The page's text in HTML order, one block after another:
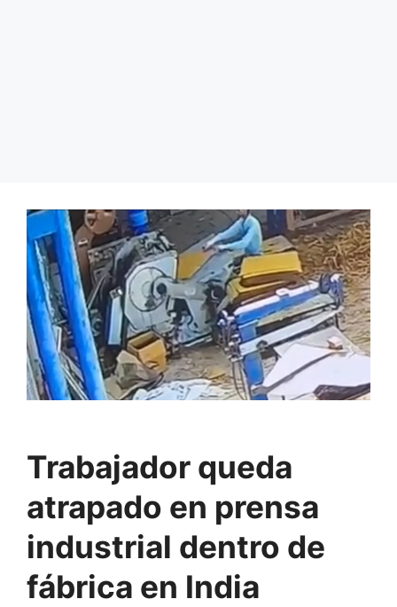
Trabajador queda
atrapado en prensa
industrial dentro de
fábrica en India